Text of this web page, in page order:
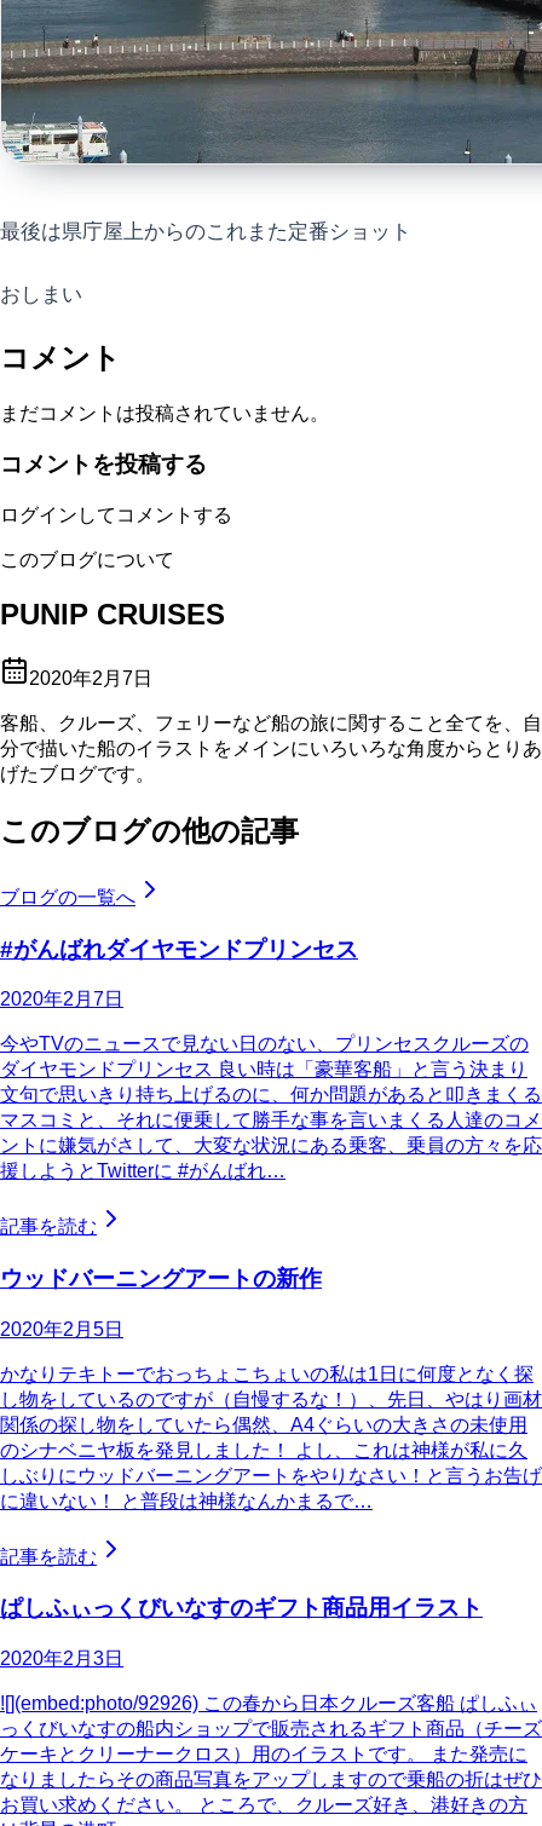
最後は県庁屋上からのこれまた定番ショット
おしまい
コメント
まだコメントは投稿されていません。
コメントを投稿する
ログインしてコメントする
このブログについて
PUNIP CRUISES
2020年2月7日
客船、クルーズ、フェリーなど船の旅に関すること全てを、自
分で描いた船のイラストをメインにいろいろな角度からとりあ
げたブログです。
このブログの他の記事
ブログの一覧へ
#がんばれダイヤモンドプリンセス
2020年2月7日
今やTVのニュースで見ない日のない、プリンセスクルーズの
ダイヤモンドプリンセス 良い時は「豪華客船」と言う決まり
文句で思いきり持ち上げるのに、何か問題があると叩きまくる
マスコミと、それに便乗して勝手な事を言いまくる人達のコメ
ントに嫌気がさして、大変な状況にある乗客、乗員の方々を応
援しようとTwitterに #がんばれ…
記事を読む
ウッドバーニングアートの新作
2020年2月5日
かなりテキトーでおっちょこちょいの私は1日に何度となく探
し物をしているのですが（自慢するな！）、先日、やはり画材
関係の探し物をしていたら偶然、A4ぐらいの大きさの未使用
のシナベニヤ板を発見しました！ よし、これは神様が私に久
しぶりにウッドバーニングアートをやりなさい！と言うお告げ
に違いない！ と普段は神様なんかまるで…
記事を読む
ぱしふぃっくびいなすのギフト商品用イラスト
2020年2月3日
![](embed:photo/92926) この春から日本クルーズ客船 ぱしふぃ
っくびいなすの船内ショップで販売されるギフト商品（チーズ
ケーキとクリーナークロス）用のイラストです。 また発売に
なりましたらその商品写真をアップしますので乗船の折はぜひ
お買い求めください。 ところで、クルーズ好き、港好きの方